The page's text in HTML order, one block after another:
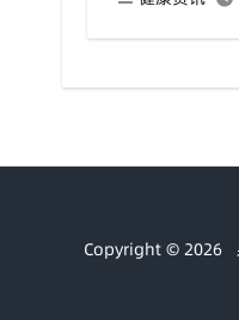
Copyright © 2026